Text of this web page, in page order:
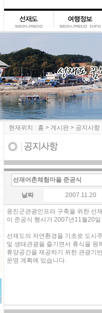
현재위치 : 홈 > 게시판 > 공지사항
선재어촌체험마을 준공식
날짜 2007.11.20
옹진군관광인프라 구축을 위한 선
이 준공식 행사가 2007년11월20
선재도의 자연환경을 기초로 도시
및 생태관광을 즐기면서 휴식을 원
휴양공간을 제공하기 위한 관광기
운영 계획에 있습니다.